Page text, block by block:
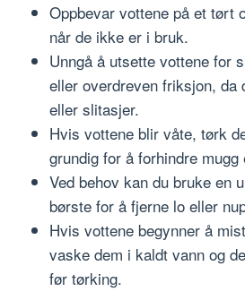
Oppbevar vottene på et tørt
når de ikke er i bruk.
Unngå å utsette vottene for
eller overdreven friksjon, da
eller slitasjer.
Hvis vottene blir våte, tørk
grundig for å forhindre
Ved behov kan du bruke en
børste for å fjerne lo eller
Hvis vottene begynner å
vaske dem i kaldt vann og
før tørking.